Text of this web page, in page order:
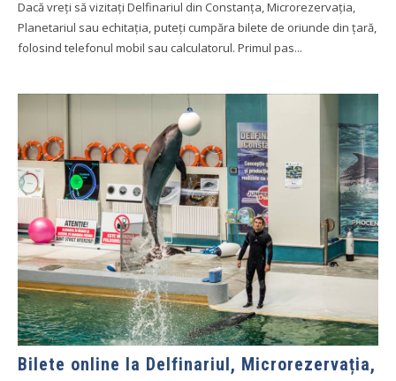
Dacă vreți să vizitați Delfinariul din Constanța, Microrezervația,
Planetariul sau echitația, puteți cumpăra bilete de oriunde din țară,
folosind telefonul mobil sau calculatorul. Primul pas...
Bilete online la Delfinariul, Microrezervația,